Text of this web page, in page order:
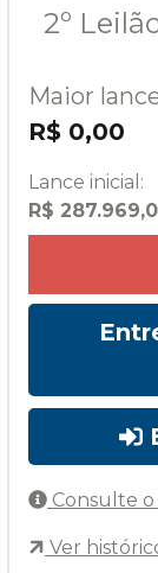
2º
Maior
R$ 0,00
Lance inicial:
R$
Consulte
Ver